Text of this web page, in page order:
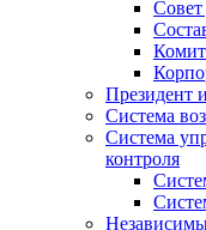
Совет
Президент
Система
Система
контроля